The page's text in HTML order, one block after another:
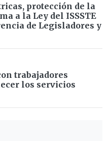
protección de la
a la Ley del ISSSTE
de Legisladores y
trabajadores
los servicios